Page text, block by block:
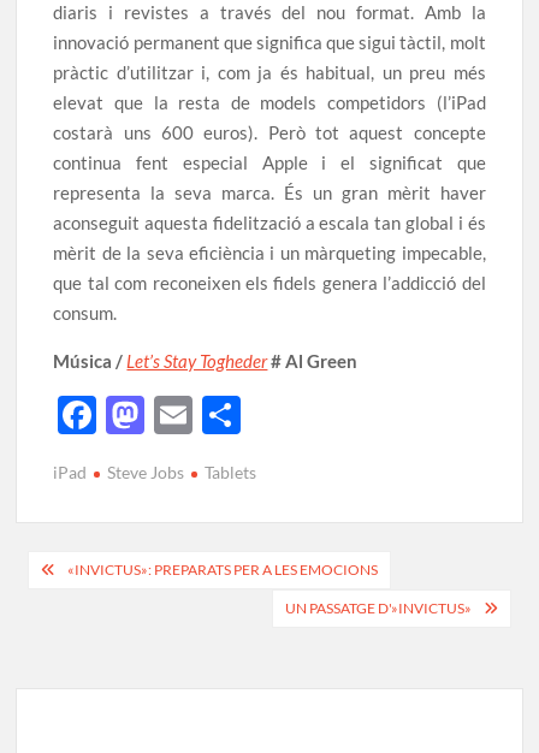
diaris i revistes a través del nou format. Amb la
innovació permanent que significa que sigui tàctil, molt
pràctic d’utilitzar i, com ja és habitual, un preu més
elevat que la resta de models competidors (l’iPad
costarà uns 600 euros). Però tot aquest concepte
continua fent especial Apple i el significat que
representa la seva marca. És un gran mèrit haver
aconseguit aquesta fidelització a escala tan global i és
mèrit de la seva eficiència i un màrqueting impecable,
que tal com reconeixen els fidels genera l’addicció del
consum.
Música / Let’s Stay Togheder# Al Green
F
e
b
o
M
to
d
o
E
ail m
p
ar
iPad Steve Jobs Tablets
«INVICTUS»: PREPARATS PER A LES EMOCIONS
UN PASSATGE D'»INVICTUS»